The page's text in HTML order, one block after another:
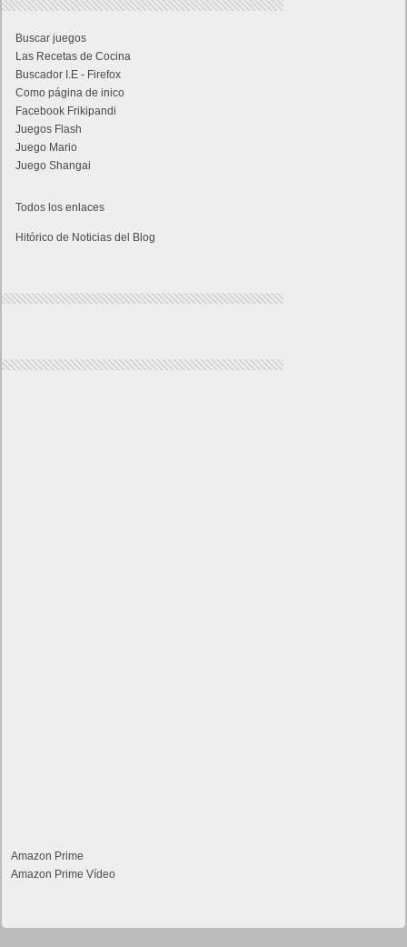
Buscar juegos
Las Recetas de Cocina
Buscador I.E - Firefox
Como página de inico
Facebook Frikipandi
Juegos Flash
Juego Mario
Juego Shangai
Todos los enlaces
Hitórico de Noticias del Blog
Amazon Prime
Amazon Prime Vídeo